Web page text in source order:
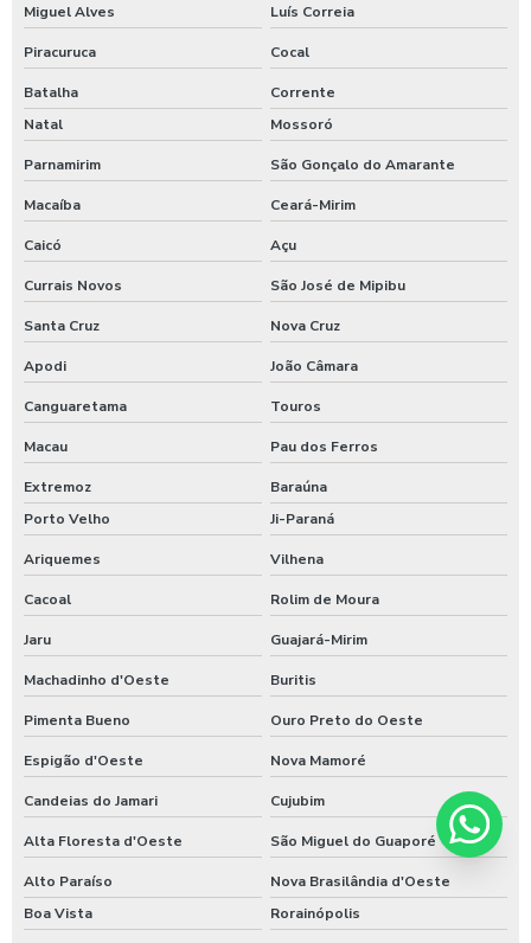
Miguel Alves Luís Correia
Piracuruca Cocal
Batalha
Corrente
Natal
Mossoró
Parnamirim São Gonçalo do Amarante
Macaíba Ceará-Mirim
Caicó Açu
Currais Novos São José de Mipibu
Santa Cruz Nova Cruz
Apodi João Câmara
Canguaretama Touros
Macau Pau dos Ferros
Extremoz
Baraúna
Porto Velho
Ji-Paraná
Ariquemes Vilhena
Cacoal Rolim de Moura
Jaru Guajará-Mirim
Machadinho d'Oeste Buritis
Pimenta Bueno Ouro Preto do Oeste
Espigão d'Oeste Nova Mamoré
Candeias do Jamari Cujubim
Alta Floresta d'Oeste São Miguel do Guaporé
Alto Paraíso
Nova Brasilândia d'Oeste
Boa Vista
Rorainópolis